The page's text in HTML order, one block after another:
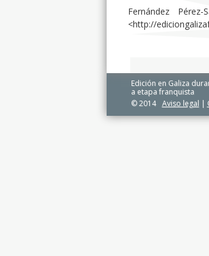
Fernández
<http://
Edición en Galiza
a etapa franquista
© 2014
Aviso legal |